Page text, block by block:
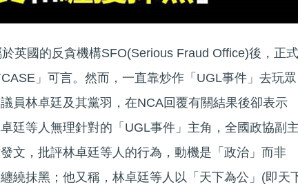
英國的反貪機構SFO(Serious Fraud Office)後，正式
」可言。然而，一直靠炒作「UGL事件」去玩眾
員林卓廷及其黨羽，在NCA回覆有關結果後卻表示
廷等人無理針對的「UGL事件」主角，全國政協副主
文，批評林卓廷等人的行為，動機是「政治」而非
繞抹黑；他又稱，林卓廷等人以「天下為公」(即天